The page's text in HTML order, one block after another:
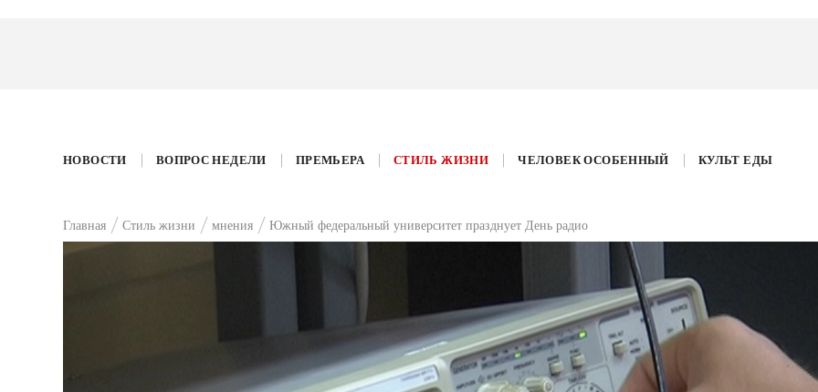
НОВОСТИ ВОПРОС НЕДЕЛИ ПРЕМЬЕРА СТИЛЬ ЖИЗНИ ЧЕЛОВЕК ОСОБЕННЫЙ КУЛЬТ ЕДЫ
Главная Стиль жизни мнения Южный федеральный университет празднует День радио